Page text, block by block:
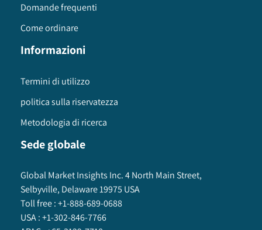
Domande frequenti
Come ordinare
Informazioni
Termini di utilizzo
politica sulla riservatezza
Metodologia di ricerca
Sede globale
Global Market Insights Inc. 4 North Main Street,
Selbyville, Delaware 19975 USA
Toll free :+1-888-689-0688
USA :+1-302-846-7766